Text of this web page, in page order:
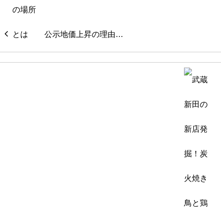
公示地価上昇の理由…